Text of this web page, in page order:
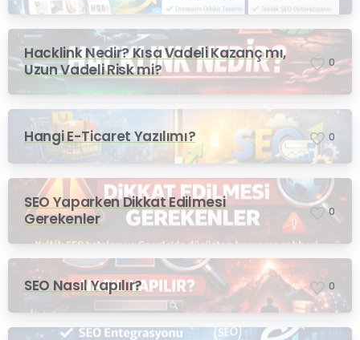
Hacklink Nedir? Kısa Vadeli Kazanç mı,
Uzun Vadeli Risk mi?
0
Hangi E-Ticaret Yazılımı? 0
SEO Yaparken Dikkat Edilmesi
Gerekenler
0
SEO Nasıl Yapılır? 0